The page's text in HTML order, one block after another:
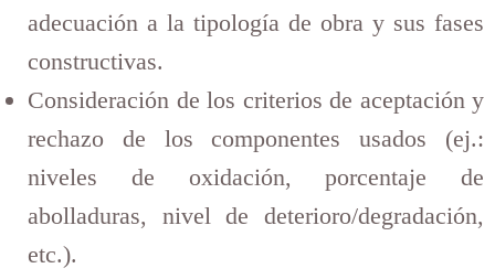
adecuación a la tipología de obra y sus fases
constructivas.
Consideración de los criterios de aceptación y
rechazo de los componentes usados (ej.:
niveles de oxidación, porcentaje de
abolladuras, nivel de deterioro/degradación,
etc.).